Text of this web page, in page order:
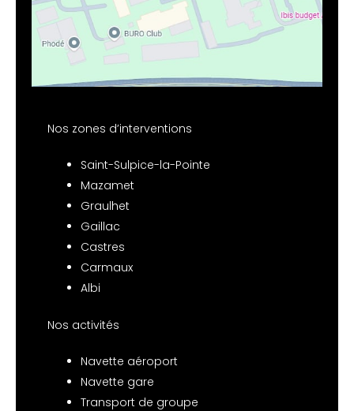
Nos zones d’interventions
Saint-Sulpice-la-Pointe
Mazamet
Graulhet
Gaillac
Castres
Carmaux
Albi
Nos activités
Navette aéroport
Navette gare
Transport de groupe